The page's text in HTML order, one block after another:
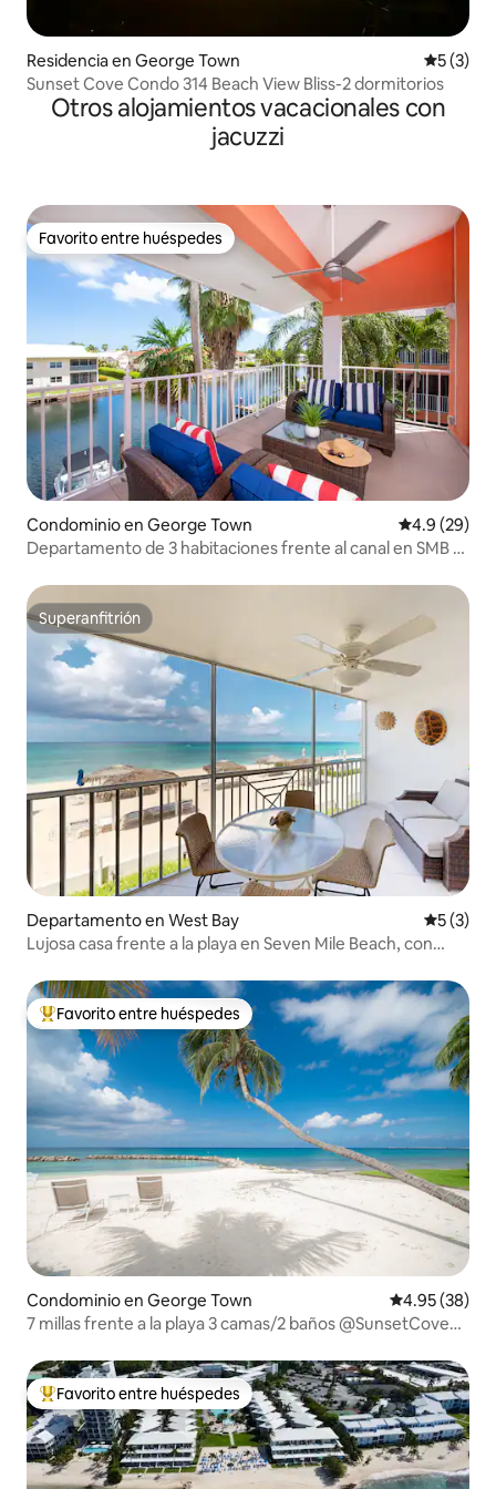
Residencia en George Town
5 (3)
Sunset Cove Condo 314 Beach View Bliss-2 dormitorios
Otros alojamientos vacacionales con
jacuzzi
Favorito entre huéspedes
Favorito entre huéspedes
Condominio en George Town Calificación
4.9 (29)
Departamento de 3 habitaciones frente al canal en SMB -
Superanfitrión
Superanfitrión
Departamento en West Bay
5 (3)
Lujosa casa frente a la playa en Seven Mile Beach, con
De los mejores en Favorito entre huéspedes
Favorito entre huéspedes
Condominio en George Town Calificación
4.95 (38)
7 millas frente a la playa 3 camas/2 baños @SunsetCove
De los mejores en Favorito entre huéspedes
Favorito entre huéspedes